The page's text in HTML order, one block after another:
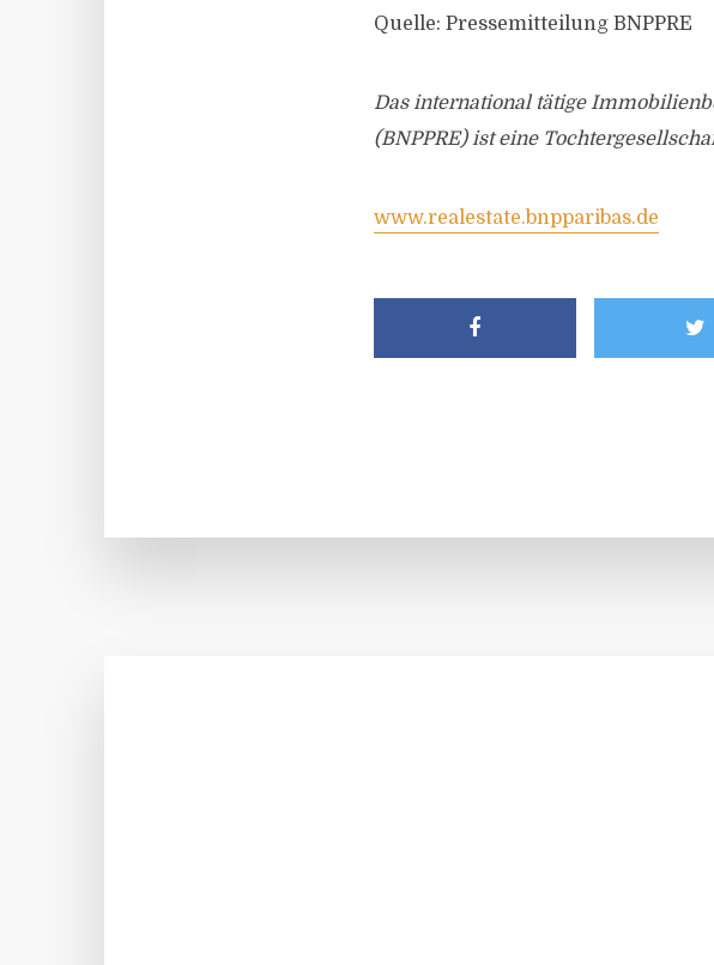
Quelle: Pressemitteilung BNPPRE
Das international tätige
(BNPPRE) ist eine
www.realestate.bnpparibas.de